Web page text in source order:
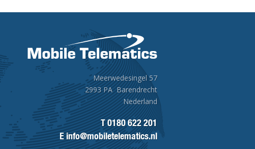
Meerwedesingel 57
2993 PA Barendrecht
Nederland
T0180 622 201
Einfo@mobiletelematics.nl